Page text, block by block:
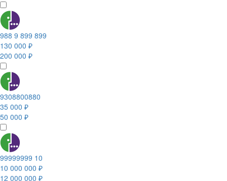
988 9 899 899
130 000 ₽
200 000 ₽
9308800880
35 000 ₽
50 000 ₽
99999999 10
10 000 000 ₽
12 000 000 ₽